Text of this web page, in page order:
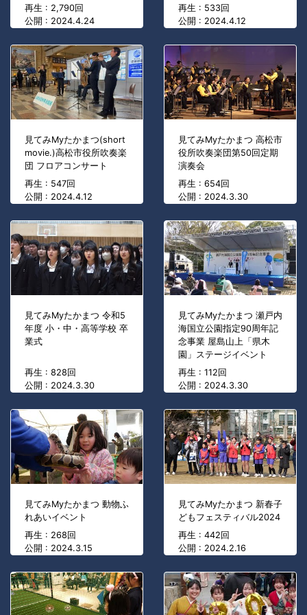
再生 : 2,790回
公開 : 2024.4.24
再生 : 533回
公開 : 2024.4.12
見てみMyたかまつ(short
movie.)高松市役所吹奏楽
団 フロアコンサート
再生 : 547回
公開 : 2024.4.12
見てみMyたかまつ 高松市
役所吹奏楽団第50回定期
演奏会
再生 : 654回
公開 : 2024.3.30
見てみMyたかまつ 令和5
年度 小・中・高等学校 卒
業式
再生 : 828回
公開 : 2024.3.30
見てみMyたかまつ 瀬戸内
海国立公園指定90周年記
念事業 屋島山上「県木
園」ステージイベント
再生 : 112回
公開 : 2024.3.30
見てみMyたかまつ 動物ふ
れあいイベント
再生 : 268回
公開 : 2024.3.15
見てみMyたかまつ 新春子
どもフェスティバル2024
再生 : 442回
公開 : 2024.2.16